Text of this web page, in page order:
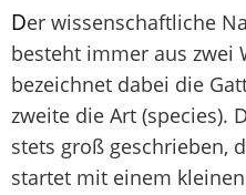
Der wissenschaftliche
besteht immer aus zwei
bezeichnet dabei die
zweite die Art (species).
stets groß geschrieben,
startet mit einem